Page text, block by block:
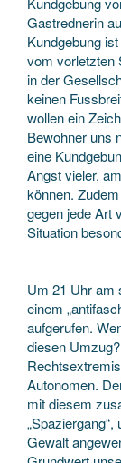
Gastrednerin
Kundgebung
vom vorletzten
in der
keinen
wollen ein
Bewohner uns
eine
Angst vieler,
können.
gegen jede Art
Situation
Um 21 Uhr am
einem
aufgerufen.
diesen
Autonomen.
mit diesem
Gewalt